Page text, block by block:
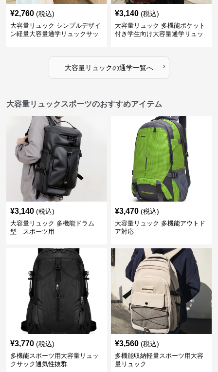
¥2,760 (税込)
大容量リュック シンプルデザイ
ン軽量大容量通学リュックサッ
¥3,140 (税込)
大容量リュック 多機能ポケット
付き学生向け大容量通学リュッ
大容量リュックの通学一覧へ ›
大容量リュックスポーツのおすすめアイテム
¥3,140 (税込)
大容量リュック 多機能ドラム
型 スポーツ用
¥3,470 (税込)
大容量リュック 多機能アウトド
ア対応
¥3,770 (税込)
多機能スポーツ用大容量リュッ
クサック通気性抜群
¥3,560 (税込)
多機能収納軽量スポーツ用大容
量リュック